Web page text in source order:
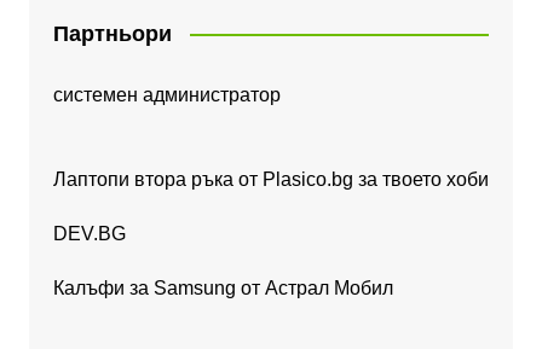
Партньори
системен администратор
Лаптопи втора ръка от Plasico.bg за твоето хоби
DEV.BG
Калъфи за Samsung от Астрал Мобил